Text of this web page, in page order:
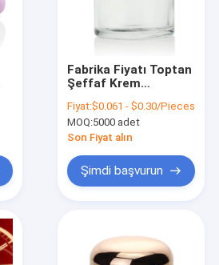
Fabrika Fiyatı Toptan
Şeffaf Krem
Cam 50ml Kozmetik
Kavanoz
Fiyat:$0.061 - $0.30/Pieces
MOQ:5000 adet
Son Fiyat alın
Şimdi başvurun